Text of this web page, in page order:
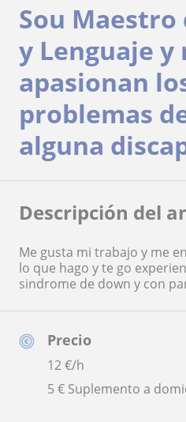
Precio
12€/h
5 € Suplemento a
Sou
y Lenguaje y
apasionan
problemas
alguna
Descripción del
Me gusta mi trabajo y me
lo que hago y te go
sindrome de down y con